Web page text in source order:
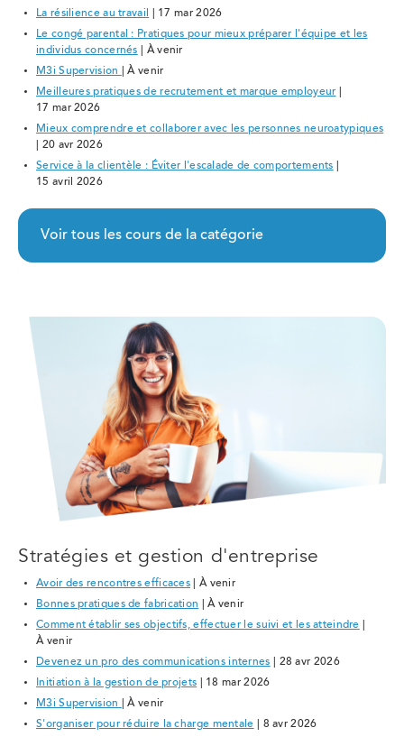
La résilience au travail
| 17 mar 2026
Le congé parental : Pratiques pour mieux préparer l'équipe et les
individus concernés | À venir
M3i Supervision
| À venir
Meilleures pratiques de recrutement et marque employeur
17 mar 2026
Mieux comprendre et collaborer avec les personnes neuroatypiques
| 20 avr 2026
Service à la clientèle : Éviter l'escalade de comportements
15 avril 2026
Voir tous les cours de la catégorie
Stratégies et gestion d'entreprise
Avoir des rencontres efficaces | À venir
Bonnes pratiques de fabrication
| À venir
Comment établir ses objectifs, effectuer le suivi et les atteindre
À venir
Devenez un pro des communications internes | 28 avr 2026
Initiation à la gestion de projets | 18 mar 2026
M3i Supervision
| À venir
S'organiser pour réduire la charge mentale | 8 avr 2026